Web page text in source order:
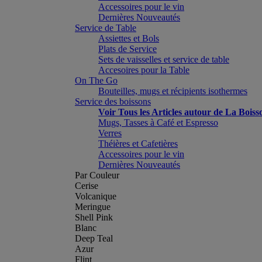
Accessoires pour le vin
Dernières Nouveautés
Service de Table
Assiettes et Bols
Plats de Service
Sets de vaisselles et service de table
Accesoires pour la Table
On The Go
Bouteilles, mugs et récipients isothermes
Service des boissons
Voir Tous les Articles autour de La
Mugs, Tasses à Café et Espresso
Verres
Théières et Cafetières
Accessoires pour le vin
Dernières Nouveautés
Par Couleur
Cerise
Volcanique
Meringue
Shell Pink
Blanc
Deep Teal
Azur
Flint